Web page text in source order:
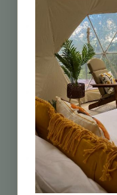
movimiento.
2. Aprovecha la luz
natural,
preferiblemente
durante las horas
doradas.
3. Usa un
teleobjetivo para
obtener tomas de
cerca sin
molestarlos.
4. Sé paciente y
espera el momento
adecuado, ya que